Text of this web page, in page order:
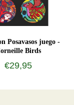
Posavasos juego -
Birds
€29,95